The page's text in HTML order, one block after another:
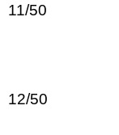
11/50
12/50